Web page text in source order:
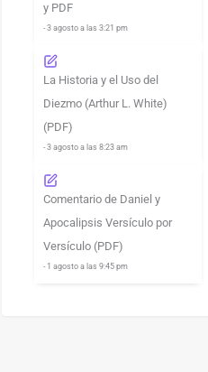
y PDF
- 3 agosto a las 3:21 pm
La Historia y el Uso del
Diezmo (Arthur L. White)
(PDF)
- 3 agosto a las 8:23 am
Comentario de Daniel y
Apocalipsis Versículo por
Versículo (PDF)
- 1 agosto a las 9:45 pm